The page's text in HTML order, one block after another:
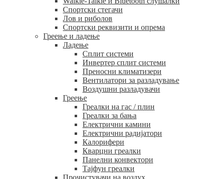
Спортски стегачи
Лов и риболов
Спортски реквизити и опрема
Греење и ладење
Ладење
Сплит системи
Инвертер сплит системи
Преносни климатизери
Вентилатори за разладување
Воздушни разладувачи
Греење
Греалки на гас / плин
Греалки за бања
Електрични камини
Електрични радијатори
Калорифери
Кварцни греалки
Панелни конвектори
Тајфун греалки
Прочистувачи на воздух